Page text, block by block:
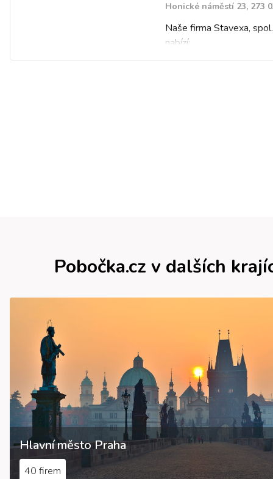
Honické náměstí 23, 273
Naše firma Stavexa,
nabízí:
výrobu betonů a
Pobočka.cz v dalších
Hlavní město Praha
40 firem